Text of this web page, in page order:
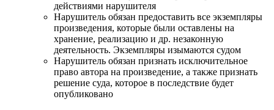
действиями нарушителя
Нарушитель обязан предоставить все экземпляры
произведения, которые были оставлены на
хранение, реализацию и др. незаконную
деятельность. Экземпляры изымаются судом
Нарушитель обязан признать исключительное
право автора на произведение, а также признать
решение суда, которое в последствие будет
опубликовано